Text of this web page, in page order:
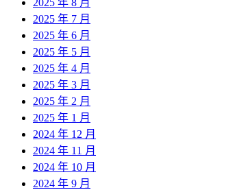
2025 年 8 月
2025 年 7 月
2025 年 6 月
2025 年 5 月
2025 年 4 月
2025 年 3 月
2025 年 2 月
2025 年 1 月
2024 年 12 月
2024 年 11 月
2024 年 10 月
2024 年 9 月